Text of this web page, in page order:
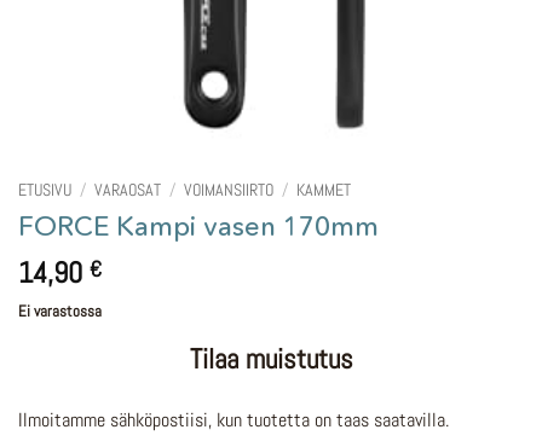
ETUSIVU / VARAOSAT / VOIMANSIIRTO / KAMMET
FORCE Kampi vasen 170mm
14,90 €
Ei varastossa
Tilaa muistutus
Ilmoitamme sähköpostiisi, kun tuotetta on taas saatavilla.